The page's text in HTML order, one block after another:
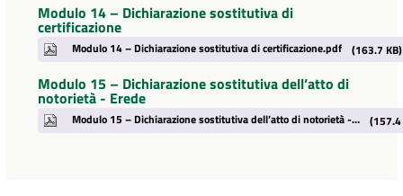
Modulo 14 – Dichiarazione sostitutiva di
certificazione
Modulo 14 – Dichiarazione sostitutiva di certificazione.pdf (163.7 KB)
Modulo 15 – Dichiarazione sostitutiva dell’atto di
notorietà - Erede
Modulo 15 – Dichiarazione sostitutiva dell’atto di notorietà - Erede.pdf (157.4